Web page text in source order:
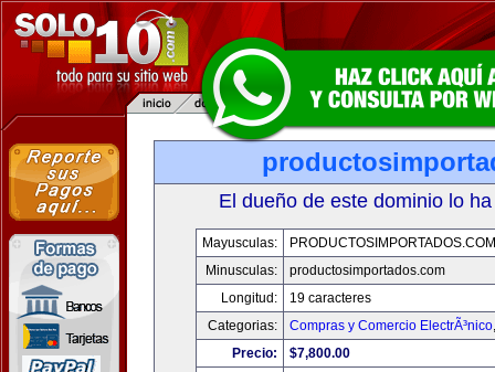
El dueño de este dominio lo
Mayusculas:
PRODUCTOSIMPORTADOS.COM
Minusculas:
productosimportados.com
Longitud:
19 caracteres
Categorias:
Compras y Comercio ElectrÃ³nico
Precio:
$7,800.00